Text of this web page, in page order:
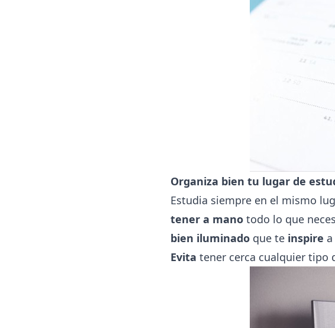
Organiza bien tu lugar de
Estudia siempre en el mismo
tener a mano todo lo que
bien iluminado que te inspire
Evita tener cerca cualquier tipo